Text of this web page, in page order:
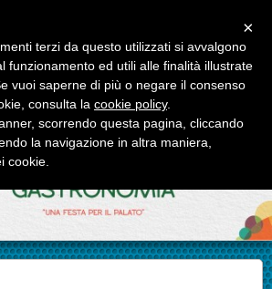
GASTRONOMIA
enogastronomici di alto profilo.
×
terzi da questo utilizzati si avvalgono
funzionamento ed utili alle finalità illustrate
vuoi saperne di più o negare il consenso
consulta la cookie policy.
scorrendo questa pagina, cliccando
la navigazione in altra maniera,
cookie.